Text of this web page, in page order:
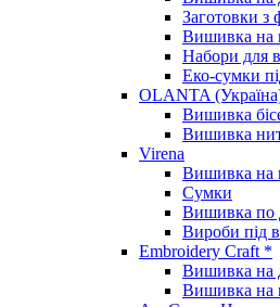
Заготовки з
Вишивка на
Набори для
Еко-сумки
OLANTA
Вишивка
Вишивка
Virena
Вишивка на
Сумки
Вишивка по
Вироби під
Embroidery Craft *
Вишивка на
Вишивка на